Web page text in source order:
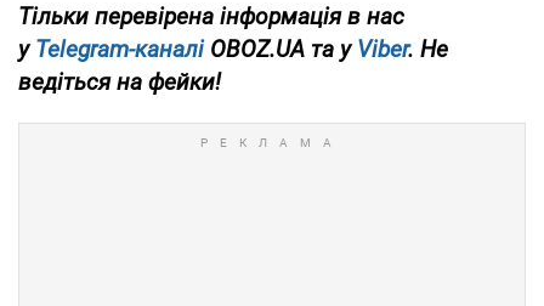
Тільки перевірена інформація в нас
уTelegram-каналіOBOZ.UA та уViber. Не
ведіться на фейки!